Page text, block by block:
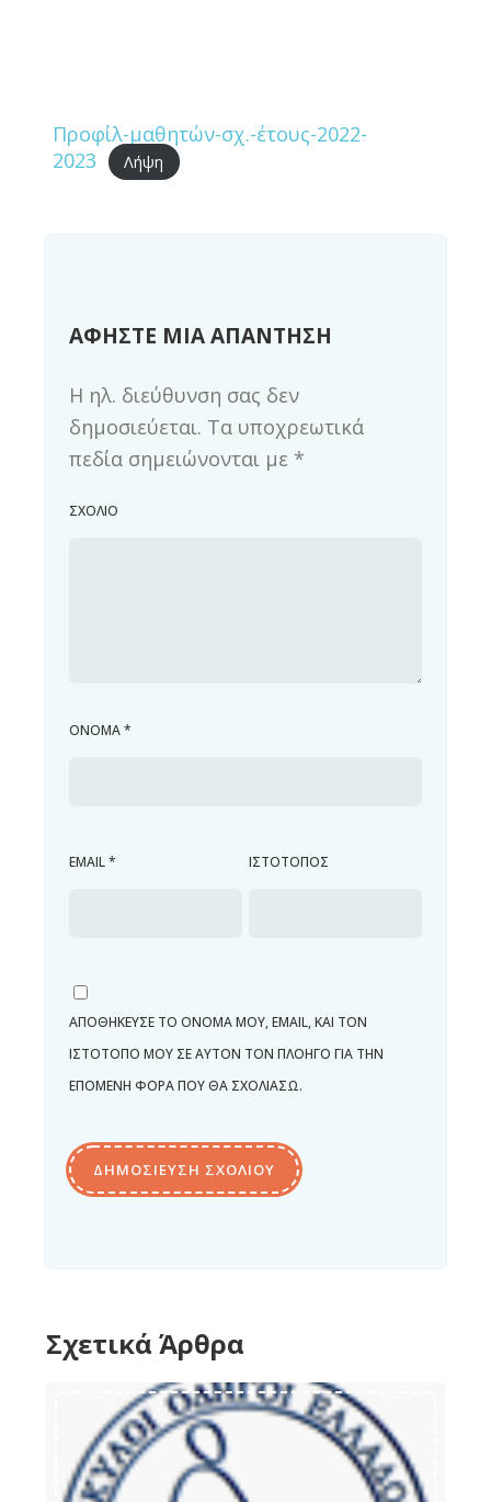
Προφίλ-μαθητών-σχ.-έτους-2022-
2023
Λήψη
ΑΦΉΣΤΕ ΜΙΑ ΑΠΆΝΤΗΣΗ
Η ηλ. διεύθυνση σας δεν
δημοσιεύεται. Τα υποχρεωτικά
πεδία σημειώνονται με *
ΣΧΌΛΙΟ
ΌΝΟΜΑ*
EMAIL* ΙΣΤΌΤΟΠΟΣ
ΑΠΟΘΉΚΕΥΣΕ ΤΟ ΌΝΟΜΆ ΜΟΥ, EMAIL, ΚΑΙ ΤΟΝ
ΙΣΤΌΤΟΠΟ ΜΟΥ ΣΕ ΑΥΤΌΝ ΤΟΝ ΠΛΟΗΓΌ ΓΙΑ ΤΗΝ
ΕΠΌΜΕΝΗ ΦΟΡΆ ΠΟΥ ΘΑ ΣΧΟΛΙΆΣΩ.
Σχετικά Άρθρα